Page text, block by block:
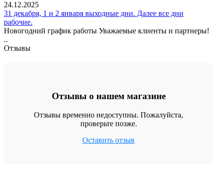
24.12.2025
31 декабря, 1 и 2 января выходные дни. Далее все дни
рабочие.
Новогодний график работы Уважаемые клиенты и партнеры!
..
Отзывы
Отзывы о нашем магазине
Отзывы временно недоступны. Пожалуйста,
проверьте позже.
Оставить отзыв